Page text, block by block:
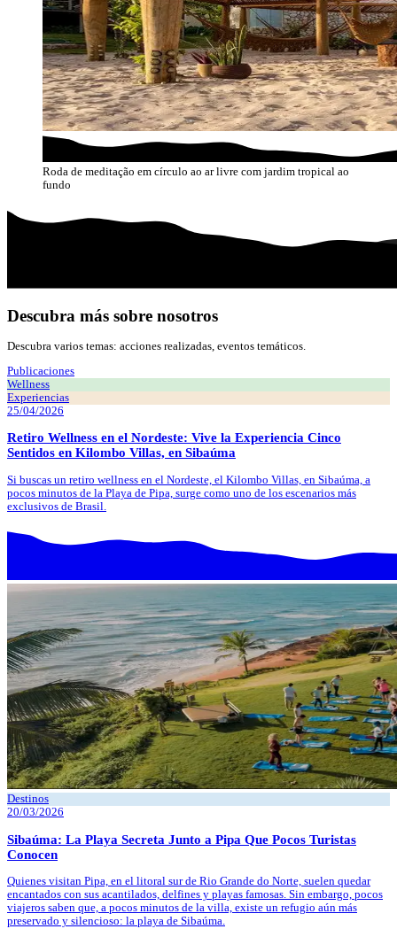
Roda de meditação em círculo ao ar livre com jardim tropical ao
fundo
Descubra más sobre nosotros
Descubra varios temas: acciones realizadas, eventos temáticos.
Publicaciones
Wellness
Experiencias
25/04/2026
Retiro Wellness en el Nordeste: Vive la Experiencia Cinco
Sentidos en Kilombo Villas, en Sibaúma
Si buscas un retiro wellness en el Nordeste, el Kilombo Villas, en Sibaúma, a
pocos minutos de la Playa de Pipa, surge como uno de los escenarios más
exclusivos de Brasil.
Destinos
20/03/2026
Sibaúma: La Playa Secreta Junto a Pipa Que Pocos Turistas
Conocen
Quienes visitan Pipa, en el litoral sur de Rio Grande do Norte, suelen quedar
encantados con sus acantilados, delfines y playas famosas. Sin embargo, pocos
viajeros saben que, a pocos minutos de la villa, existe un refugio aún más
preservado y silencioso: la playa de Sibaúma.